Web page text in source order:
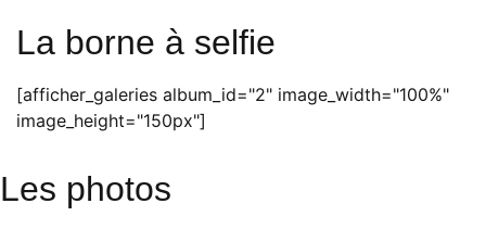
La borne à selfie
[afficher_galeries album_id="2" image_width="100%"
image_height="150px"]
Les photos